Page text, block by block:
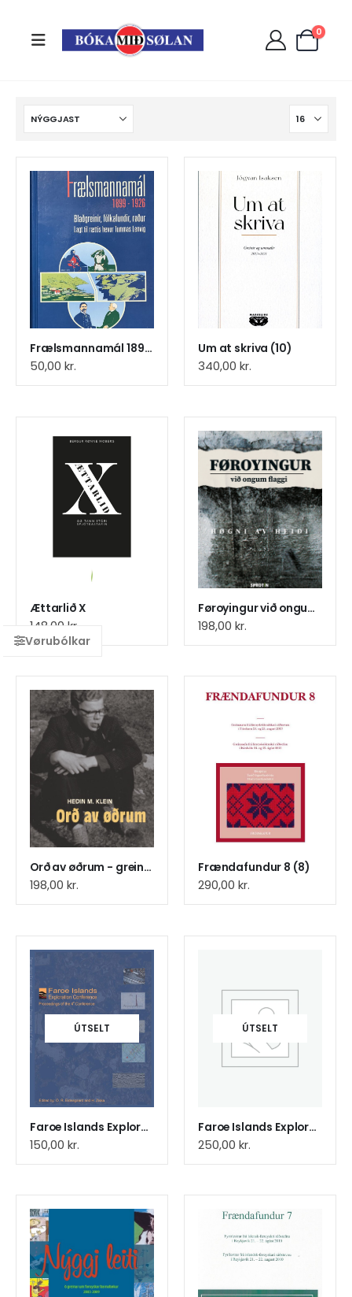
0
Frælsmannamál 1899-1926 blaðgreinir,fólkafundir, røður
50,00 kr.
Um at skriva (10)
340,00 kr.
Ættarlið X
148,00 kr.
Føroyingur við ongum flaggi
198,00 kr.
Orð av øðrum - greinasavn
198,00 kr.
Frændafundur 8 (8)
290,00 kr.
ÚTSELT
Faroe Islands Exploretion Conf
150,00 kr.
ÚTSELT
Faroe Islands Exploretion Conf
250,00 kr.